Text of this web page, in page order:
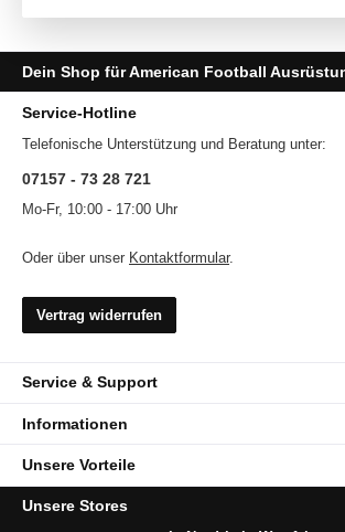
Dein Shop für American Football
Service-Hotline
Telefonische Unterstützung und Beratung unter:
07157 - 73 28 721
Mo-Fr, 10:00 - 17:00 Uhr
Oder über unser Kontaktformular.
Vertrag widerrufen
Service & Support
Informationen
Unsere Vorteile
Unsere Stores